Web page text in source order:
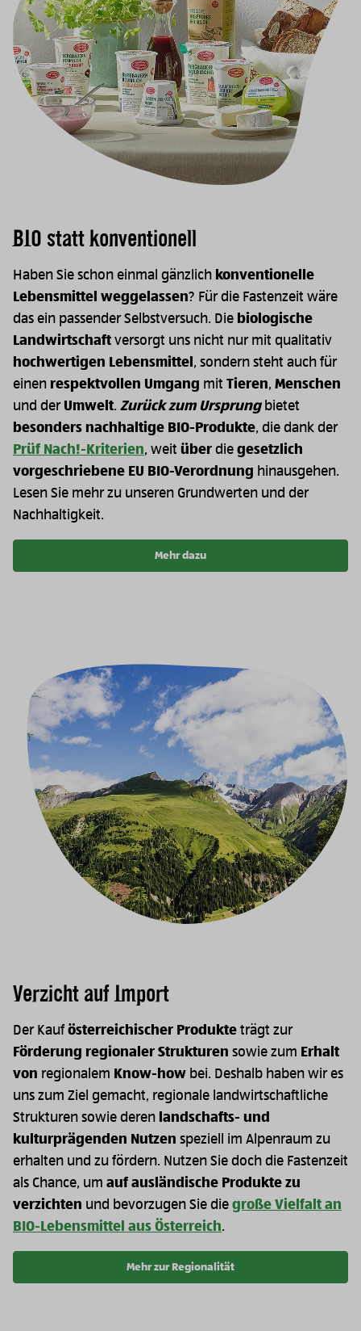
BIO statt konventionell
Haben Sie schon einmal gänzlich konventionelle
Lebensmittel weggelassen? Für die Fastenzeit wäre
das ein passender Selbstversuch. Die biologische
Landwirtschaft versorgt uns nicht nur mit qualitativ
hochwertigen Lebensmittel , sondern steht auch für
einen respektvollen Umgang mit Tieren, Menschen
und der Umwelt. Zurück zum Ursprungbietet
besonders nachhaltige BIO-Produkte, die dank der
Prüf Nach!-Kriterien, weit über die gesetzlich
vorgeschriebene EU BIO-Verordnung hinausgehen.
Lesen Sie mehr zu unseren Grundwerten und der
Nachhaltigkeit.
Mehr dazu
Verzicht auf Import
Der Kauf österreichischer Produkte trägt zur
Förderung regionaler Strukturen sowie zum Erhalt
von regionalem Know-how bei. Deshalb haben wir es
uns zum Ziel gemacht, regionale landwirtschaftliche
Strukturen sowie deren landschafts- und
kulturprägenden Nutzen speziell im Alpenraum zu
erhalten und zu fördern. Nutzen Sie doch die Fastenzeit
als Chance, um auf ausländische Produkte zu
verzichten und bevorzugen Sie die große Vielfalt an
BIO-Lebensmittel aus Österreich.
Mehr zur Regionalität